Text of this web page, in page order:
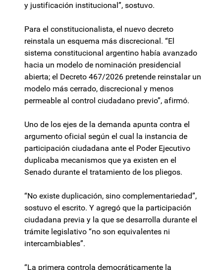
y justificación institucional”, sostuvo.
Para el constitucionalista, el nuevo decreto
reinstala un esquema más discrecional. “El
sistema constitucional argentino había avanzado
hacia un modelo de nominación presidencial
abierta; el Decreto 467/2026 pretende reinstalar un
modelo más cerrado, discrecional y menos
permeable al control ciudadano previo”, afirmó.
Uno de los ejes de la demanda apunta contra el
argumento oficial según el cual la instancia de
participación ciudadana ante el Poder Ejecutivo
duplicaba mecanismos que ya existen en el
Senado durante el tratamiento de los pliegos.
“No existe duplicación, sino complementariedad”,
sostuvo el escrito. Y agregó que la participación
ciudadana previa y la que se desarrolla durante el
trámite legislativo “no son equivalentes ni
intercambiables”.
“La primera controla democráticamente la